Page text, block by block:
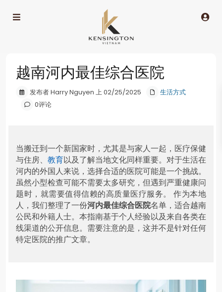
越南河内最佳综合医院
发布者 Harry Nguyen 上 02/25/2025
生活方式
0评论
当搬迁到一个新国家时，尤其是与家人一起，医疗保健
与住房、 教育以及了解当地文化同样重要。对于生活在
河内的外国人来说，选择合适的医院可能是一个挑战。
虽然小型检查可能不需要太多研究，但遇到严重健康问
题时，就需要值得信赖的高质量医疗服务。 作为本地
人，我们整理了一份河内最佳综合医院名单，适合越南
公民和外籍人士。本指南基于个人经验以及来自各类在
线渠道的公开信息。需要注意的是，这并不是针对任何
特定医院的推广文章。